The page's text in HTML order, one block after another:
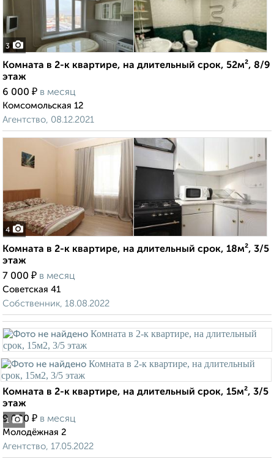
3
Комната в 2-к квартире, на длительный срок, 52м², 8/9
этаж
6 000 ₽ в месяц
Комсомольская 12
Агентство, 08.12.2021
4
Комната в 2-к квартире, на длительный срок, 18м², 3/5
этаж
7 000 ₽ в месяц
Советская 41
Собственник, 18.08.2022
1
Комната в 2-к квартире, на длительный срок, 15м², 3/5
этаж
9 000 ₽ в месяц
Молодёжная 2
Агентство, 17.05.2022